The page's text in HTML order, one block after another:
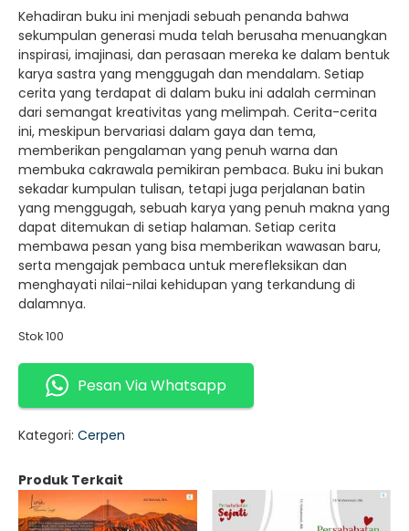
Kehadiran buku ini menjadi sebuah penanda bahwa
sekumpulan generasi muda telah berusaha menuangkan
inspirasi, imajinasi, dan perasaan mereka ke dalam bentuk
karya sastra yang menggugah dan mendalam. Setiap
cerita yang terdapat di dalam buku ini adalah cerminan
dari semangat kreativitas yang melimpah. Cerita-cerita
ini, meskipun bervariasi dalam gaya dan tema,
memberikan pengalaman yang penuh warna dan
membuka cakrawala pemikiran pembaca. Buku ini bukan
sekadar kumpulan tulisan, tetapi juga perjalanan batin
yang menggugah, sebuah karya yang penuh makna yang
dapat ditemukan di setiap halaman. Setiap cerita
membawa pesan yang bisa memberikan wawasan baru,
serta mengajak pembaca untuk merefleksikan dan
menghayati nilai-nilai kehidupan yang terkandung di
dalamnya.
Stok 100
Pesan Via Whatsapp
Kategori: Cerpen
Produk Terkait